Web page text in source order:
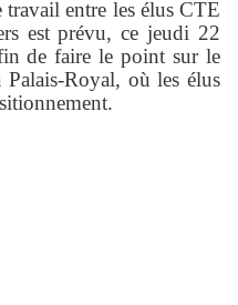
entre les élus CTE
est prévu, ce jeudi 22
de faire le point sur le
Royal, où les élus